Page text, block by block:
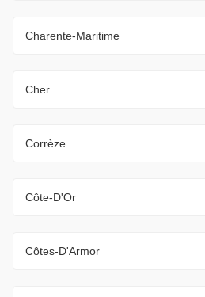
Charente-Maritime
Cher
Corrèze
Côte-D'Or
Côtes-D'Armor